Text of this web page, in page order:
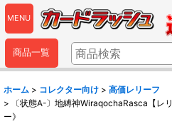
MENU
商品一覧
ホーム > コレクター向け > 高価レリーフ
>
〔状態A-〕地縛神WiraqochaRasca【レ
ー》